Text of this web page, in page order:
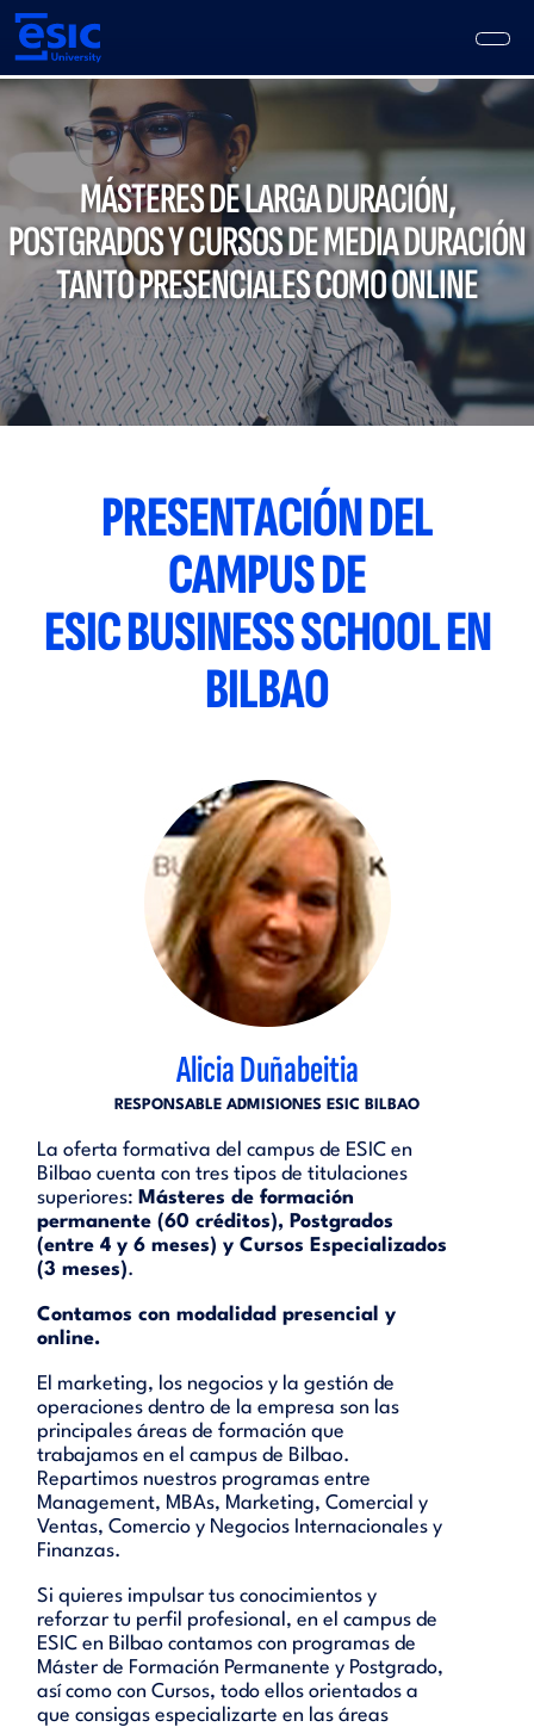
Pasar
contenido
principal
Main
MÁSTERES DE LARGA DURACIÓN,
POSTGRADOS Y CURSOS DE MEDIA DURACIÓN
TANTO PRESENCIALES COMO ONLINE
PRESENTACIÓN DEL
CAMPUS DE
ESIC BUSINESS SCHOOL EN
BILBAO
Alicia Duñabeitia
RESPONSABLE ADMISIONES ESIC BILBAO
La oferta formativa del campus de ESIC en
Bilbao cuenta con tres tipos de titulaciones
superiores: Másteres de formación
permanente (60 créditos), Postgrados
(entre 4 y 6 meses) y Cursos Especializados
(3 meses).
Contamos con modalidad presencial y
online.
El marketing, los negocios y la gestión de
operaciones dentro de la empresa son las
principales áreas de formación que
trabajamos en el campus de Bilbao.
Repartimos nuestros programas entre
Management, MBAs, Marketing, Comercial y
Ventas, Comercio y Negocios Internacionales y
Finanzas.
Si quieres impulsar tus conocimientos y
reforzar tu perfil profesional, en el campus de
ESIC en Bilbao contamos con programas de
Máster de Formación Permanente y Postgrado,
así como con Cursos, todo ellos orientados a
que consigas especializarte en las áreas